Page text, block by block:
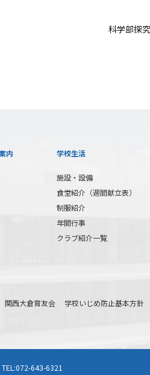
科学部探
内 学校生活
施設・設備
食堂紹介（週間献立表）
制服紹介
年間行事
クラブ紹介一覧
関西大倉育友会 学校いじめ防止基本方針
643-6321